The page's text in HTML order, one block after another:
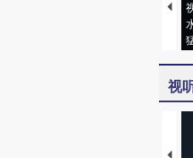
视